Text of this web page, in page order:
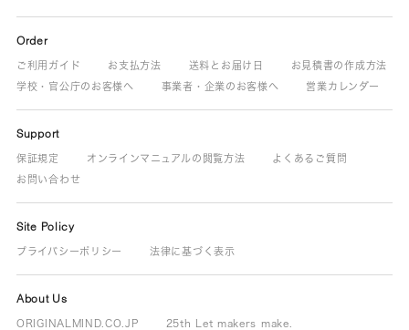
Order
ご利用ガイド お支払方法 送料とお届け日
お見積書の作成方法
学校・官公庁のお客様へ
事業者・企業のお客様へ 営業カレンダー
Support
保証規定 オンラインマニュアルの閲覧方法
よくあるご質問
お問い合わせ
Site Policy
プライバシーポリシー 法律に基づく表示
About Us
ORIGINALMIND.CO.JP 25th Let makers make.